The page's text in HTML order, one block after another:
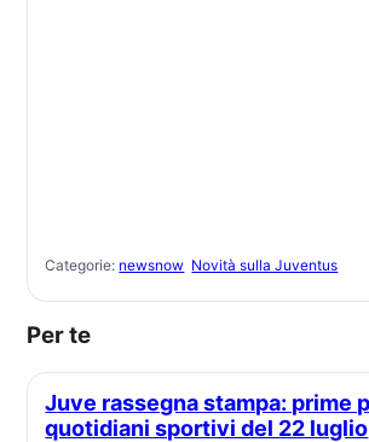
Categorie: newsnow Novità sulla Juventus
Per te
Juve rassegna stampa: prime pagine dei
quotidiani sportivi del 22 luglio